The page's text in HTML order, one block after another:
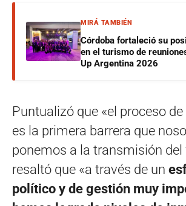
MIRÁ TAMBIÉN
Córdoba fortaleció su
en el turismo de
Up Argentina 2026
Puntualizó que «el proceso
es la primera barrera que
ponemos a la transmisión del
resaltó que «a través de un
político y de gestión muy